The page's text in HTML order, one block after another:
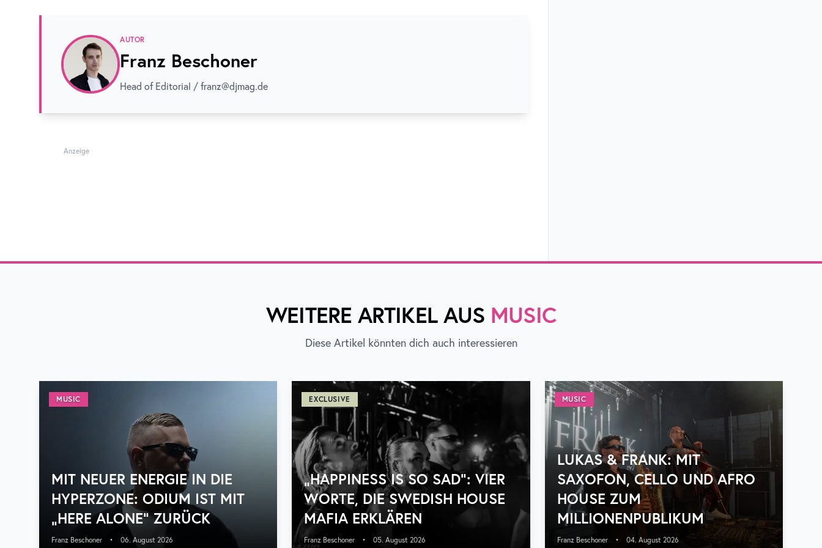
AUTOR
Franz Beschoner
Head of Editorial / franz@djmag.de
Anzeige
WEITERE ARTIKEL AUS MUSIC
Diese Artikel könnten dich auch interessieren
MUSIC
MIT NEUER ENERGIE IN DIE
HYPERZONE: ODIUM IST MIT
„HERE ALONE“ ZURÜCK
Franz Beschoner • 06. August 2026
EXCLUSIVE
„HAPPINESS IS SO SAD“: VIER
WORTE, DIE SWEDISH HOUSE
MAFIA ERKLÄREN
Franz Beschoner • 05. August 2026
MUSIC
LUKAS & FRANK: MIT
SAXOFON, CELLO UND AFRO
HOUSE ZUM
MILLIONENPUBLIKUM
Franz Beschoner • 04. August 2026